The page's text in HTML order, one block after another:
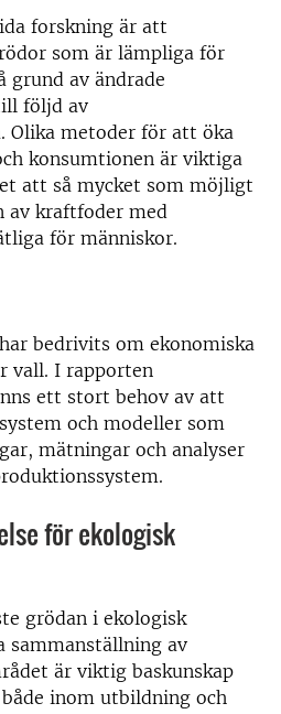
forskning är att
som är lämpliga för
grund av ändrade
följd av
Olika metoder för att öka
konsumtionen är viktiga
att så mycket som möjligt
av kraftfoder med
för människor.
bedrivits om ekonomiska
vall. I rapporten
ett stort behov av att
och modeller som
mätningar och analyser
för ekologisk
grödan i ekologisk
sammanställning av
är viktig baskunskap
inom utbildning och